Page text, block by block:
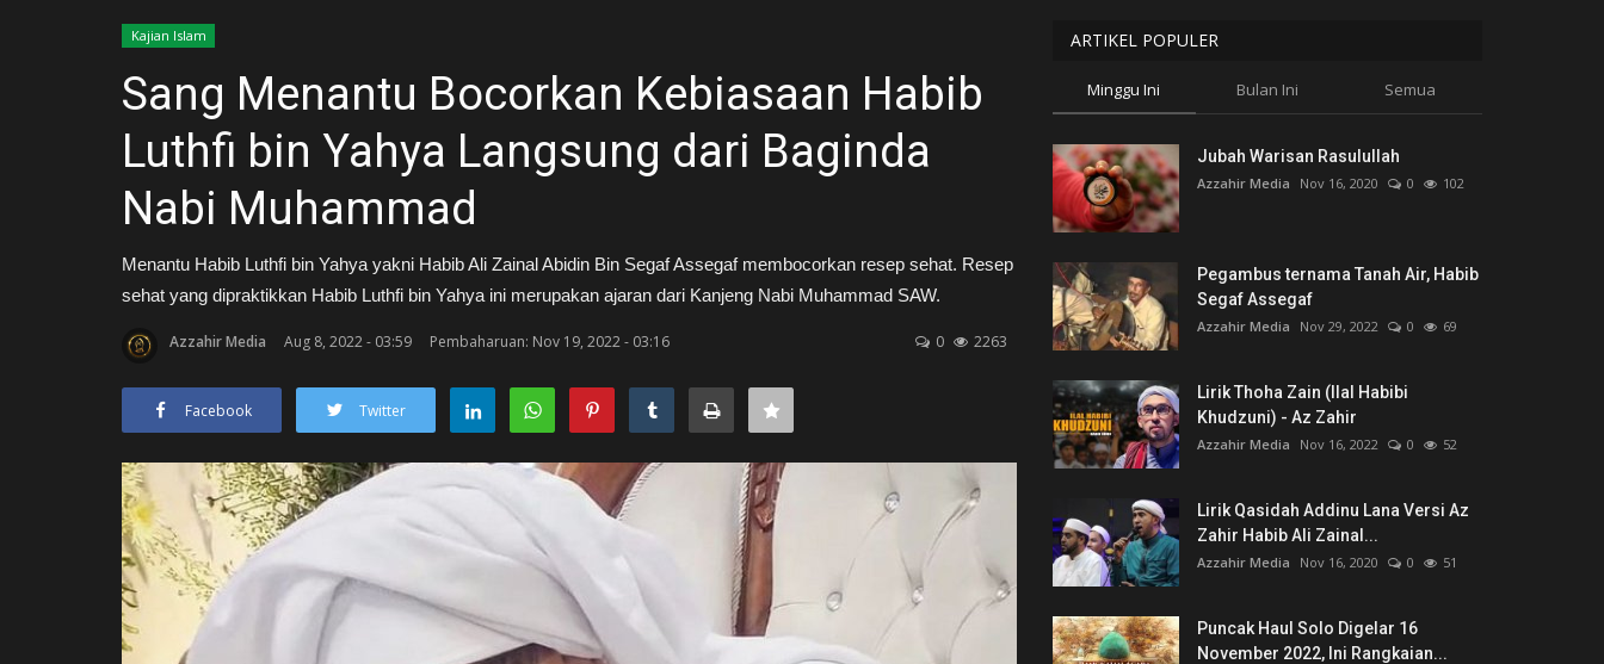
Kajian Islam
Sang Menantu Bocorkan Kebiasaan Habib
Luthfi bin Yahya Langsung dari Baginda
Nabi Muhammad
Menantu Habib Luthfi bin Yahya yakni Habib Ali Zainal Abidin Bin Segaf Assegaf membocorkan resep sehat. Resep
sehat yang dipraktikkan Habib Luthfi bin Yahya ini merupakan ajaran dari Kanjeng Nabi Muhammad SAW.
Azzahir Media Aug 8, 2022 - 03:59 Pembaharuan: Nov 19, 2022 - 03:16 0 2263
Facebook Twitter
ARTIKEL POPULER
Minggu Ini Bulan Ini Semua
Jubah Warisan Rasulullah
Azzahir Media Nov 16, 2020 0 102
Pegambus ternama Tanah Air, Habib
Segaf Assegaf
Azzahir Media Nov 29, 2022 0 69
Lirik Thoha Zain (Ilal Habibi
Khudzuni) - Az Zahir
Azzahir Media Nov 16, 2022 0 52
Lirik Qasidah Addinu Lana Versi Az
Zahir Habib Ali Zainal...
Azzahir Media Nov 16, 2020 0 51
Puncak Haul Solo Digelar 16
November 2022, Ini Rangkaian...